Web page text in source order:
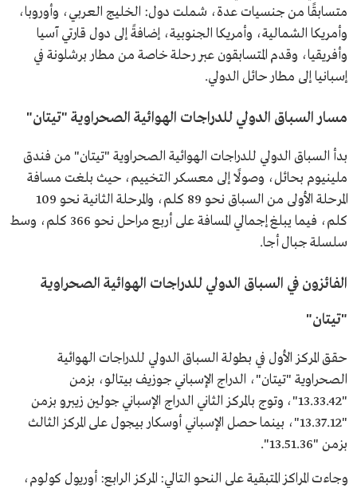
متسابقًا من جنسيات عدة، شملت دول: الخليج العربي، وأوروبا،
وأمريكا الشمالية، وأمريكا الجنوبية، إضافةً إلى دول قارتي آسيا
وأفريقيا، وقدم المتسابقون عبر رحلة خاصة من مطار برشلونة في
إسبانيا إلى مطار حائل الدولي.
مسار السباق الدولي للدراجات الهوائية الصحراوية "تيتان"
بدأ السباق الدولي للدراجات الهوائية الصحراوية "تيتان" من فندق
ملينيوم بحائل، وصولًا إلى معسكر التخييم، حيث بلغت مسافة
المرحلة الأولى من السباق نحو 89 كلم، والمرحلة الثانية نحو 109
كلم، فيما يبلغ إجمالي المسافة على أربع مراحل نحو 366 كلم، وسط
سلسلة جبال أجا.
الفائزون في السباق الدولي للدراجات الهوائية الصحراوية
"تيتان"
حقق المركز الأول في بطولة السباق الدولي للدراجات الهوائية
الصحراوية "تيتان"، الدراج الإسباني جوزيف بيتالو، بزمن
"13.33.42"، وتوج بالمركز الثاني الدراج الإسباني جولين زيبرو بزمن
"13.37.12"، بينما حصل الإسباني أوسكار بيجول على المركز الثالث
بزمن "13.51.36".
وجاءت المراكز المتبقية على النحو التالي: المركز الرابع: أوريول كولوم،